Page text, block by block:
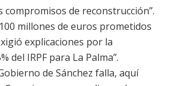
compromisos de reconstrucción”.
millones de euros prometidos
explicaciones por la
del IRPF para La Palma”.
de Sánchez falla, aquí